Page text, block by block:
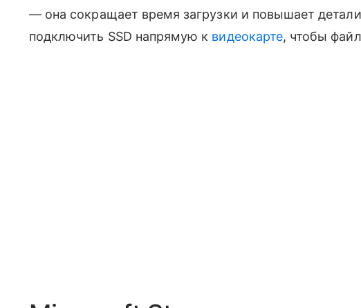
— она сокращает время загрузки и повышает
подключить SSD напрямую к видеокарте, чтобы